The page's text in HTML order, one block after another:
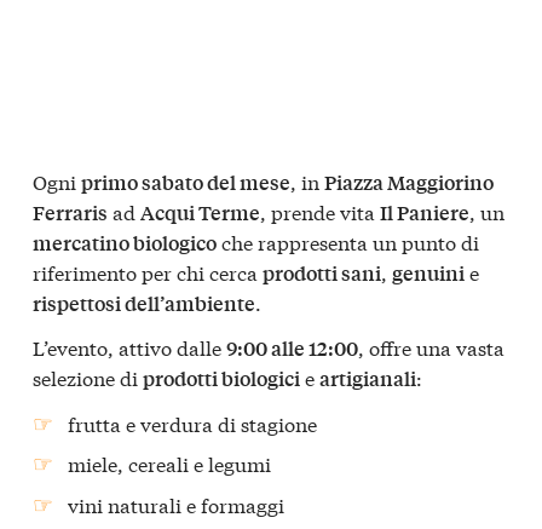
Ogni primo sabato del mese, in Piazza Maggiorino
Ferraris ad Acqui Terme, prende vita Il Paniere, un
mercatino biologicoche rappresenta un punto di
riferimento per chi cerca prodotti sani, genuinie
rispettosi dell’ambiente.
L’evento, attivo dalle9:00 alle 12:00, offre una vasta
selezione di prodotti biologicieartigianali:
frutta e verdura di stagione
miele, cereali e legumi
vini naturali e formaggi